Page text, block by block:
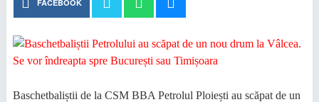
FACEBOOK
Baschetbaliștii de la CSM BBA Petrolul Ploiești au scăpat de un